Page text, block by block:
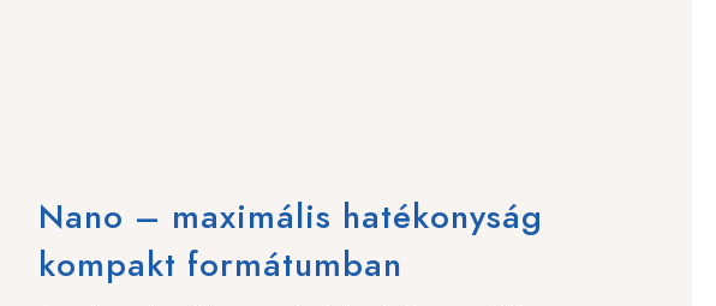
Nano – maximális hatékonyság
kompakt formátumban